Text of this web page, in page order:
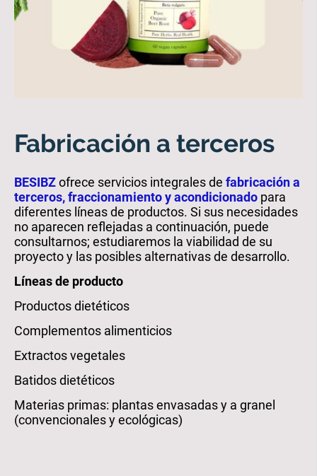
Fabricación a terceros
BESIBZofrece servicios integrales de fabricación a
terceros, fraccionamiento y acondicionado para
diferentes líneas de productos. Si sus necesidades
no aparecen reflejadas a continuación, puede
consultarnos; estudiaremos la viabilidad de su
proyecto y las posibles alternativas de desarrollo.
Líneas de producto
Productos dietéticos
Complementos alimenticios
Extractos vegetales
Batidos dietéticos
Materias primas: plantas envasadas y a granel
(convencionales y ecológicas)